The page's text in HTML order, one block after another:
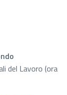
del Lavoro (ora